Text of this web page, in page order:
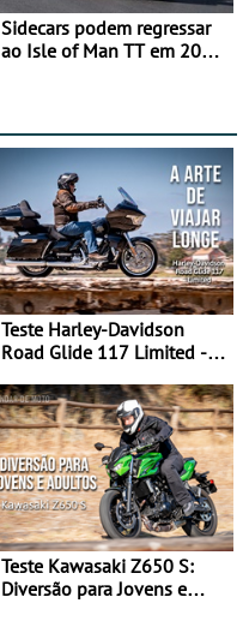
Sidecars podem regressar
ao Isle of Man TT em 2027
Teste Harley-Davidson
Road Glide 117 Limited - A
Teste Kawasaki Z650 S:
Diversão para Jovens e